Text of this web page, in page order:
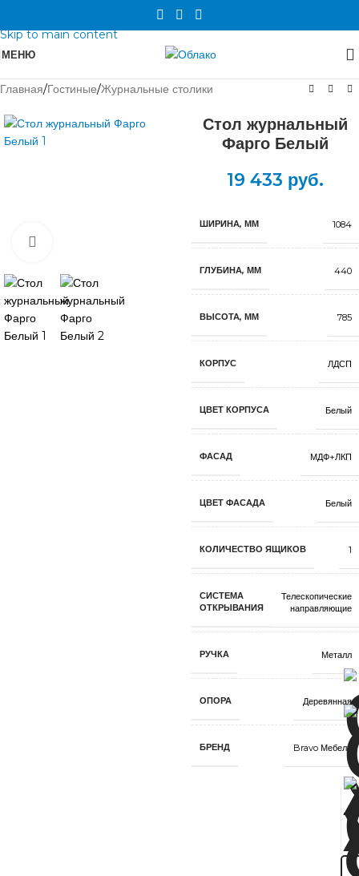
Skip to main content
МЕНЮ
Главная/Гостиные/Журнальные столики
Стол журнальный
Фарго Белый
19 433 руб.
ШИРИНА, ММ 1084
ГЛУБИНА, ММ 440
ВЫСОТА, ММ 785
КОРПУС ЛДСП
ЦВЕТ КОРПУСА Белый
ФАСАД МДФ+ЛКП
ЦВЕТ ФАСАДА Белый
КОЛИЧЕСТВО ЯЩИКОВ 1
СИСТЕМА
ОТКРЫВАНИЯ
Телескопические
направляющие
РУЧКА Металл
ОПОРА Деревянная
БРЕНД Bravo Мебель